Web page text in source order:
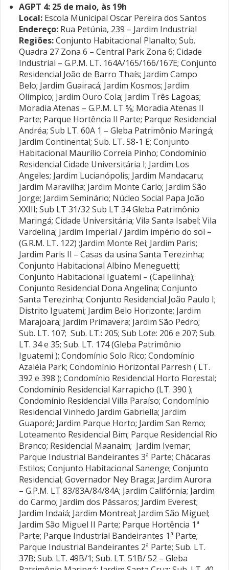
AGPT 4: 25 de maio, às 19h
Local: Escola Municipal Oscar Pereira dos Santos
Endereço: Rua Petúnia, 239 – Jardim Industrial
Regiões:Conjunto Habitacional Planalto; Sub.
Quadra 27 Zona 6 – Central Park Zona 6; Cidade
Industrial – G.P.M. LT. 164A/165/166/167E; Conjunto
Residencial João de Barro Thaís; Jardim Campo
Belo; Jardim Guairacá; Jardim Kosmos; Jardim
Olímpico; Jardim Ouro Cola; Jardim Três Lagoas;
Moradia Atenas – G.P.M. LT ⅚; Moradia Atenas II
Parte; Parque Hortência Il Parte; Parque Residencial
Andréa; Sub LT. 60A 1 – Gleba Patrimônio Maringá;
Jardim Continental; Sub. LT. 58-1 E; Conjunto
Habitacional Maurílio Correia Pinho; Condomínio
Residencial Cidade Universitária I; Jardim Los
Angeles; Jardim Lucianópolis; Jardim Mandacaru;
Jardim Maravilha; Jardim Monte Carlo; Jardim São
Jorge; Jardim Seminário; Núcleo Social Papa João
XXIII; Sub LT 31/32 Sub LT 34 Gleba Patrimônio
Maringá; Cidade Universitária; Vila Santa Isabel; Vila
Vardelina; Jardim Imperial / jardim império do sol –
(G.R.M. LT. 122) ;Jardim Monte Rei; Jardim Paris;
Jardim Paris Il – Casas da usina Santa Terezinha;
Conjunto Habitacional Albino Meneguetti;
Conjunto Habitacional Iguatemi – (Capelinha);
Conjunto Residencial Dona Angelina; Conjunto
Santa Terezinha; Conjunto Residencial João Paulo I;
Distrito Iguatemi; Jardim Belo Horizonte; Jardim
Marajoara; Jardim Primavera; Jardim São Pedro;
Sub. LT. 107; Sub. LT.: 205; Sub Lote: 206 e 207; Sub.
LT. 34 e 35; Sub. LT. 174 (Gleba Patrimônio
Iguatemi ); Condomínio Solo Rico; Condomínio
Azaléia Park; Condomínio Horizontal Parresh ( LT.
392 e 398 ); Condomínio Residencial Horto Florestal;
Condomínio Residencial Karrapicho (LT. 390 );
Condomínio Residencial Villa Paraíso; Condomínio
Residencial Vinhedo Jardim Gabriella; Jardim
Guaporé; Jardim Parque Horto; Jardim San Remo;
Loteamento Residencial Bim; Parque Residencial Rio
Branco; Residencial Maanaim; Jardim Ivemar;
Parque Industrial Bandeirantes 3ª Parte; Chácaras
Estilos; Conjunto Habitacional Sanenge; Conjunto
Residencial; Governador Ney Braga; Jardim Aurora
– G.P.M. LT 83/83A/84/84A; Jardim Califórnia; Jardim
do Carmo; Jardim dos Pássaros; Jardim Everest;
Jardim Indaiá; Jardim Montreal; Jardim São Miguel;
Jardim São Miguel II Parte; Parque Hortência 1ª
Parte; Parque Industrial Bandeirantes 1ª Parte;
Parque Industrial Bandeirantes 2ª Parte; Sub. LT.
37B; Sub. LT. 49B/1; Sub. LT. 51B/ 52 – Gleba